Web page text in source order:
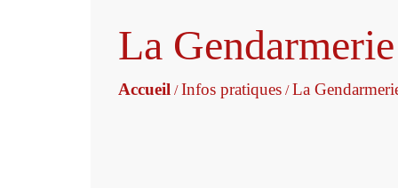
La Gendarmerie
Accueil /Infos pratiques /La